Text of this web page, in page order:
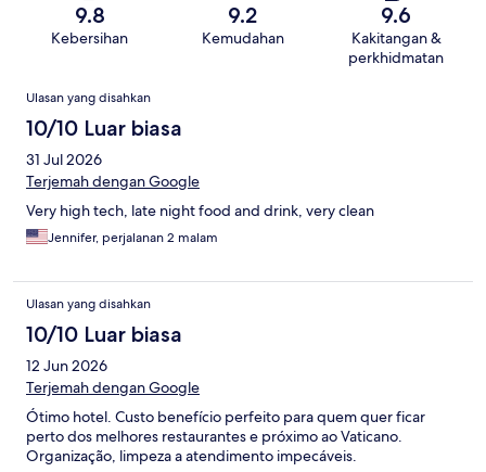
9.8
Kebersihan
9.2
Kemudahan
9.6
Kakitangan &
perkhidmatan
Ulasan
Ulasan yang disahkan
10/10 Luar biasa
31 Jul 2026
Terjemah dengan Google
Very high tech, late night food and drink, very clean
Jennifer, perjalanan 2 malam
Ulasan yang disahkan
10/10 Luar biasa
12 Jun 2026
Terjemah dengan Google
Ótimo hotel. Custo benefício perfeito para quem quer ficar
perto dos melhores restaurantes e próximo ao Vaticano.
Organização, limpeza a atendimento impecáveis.